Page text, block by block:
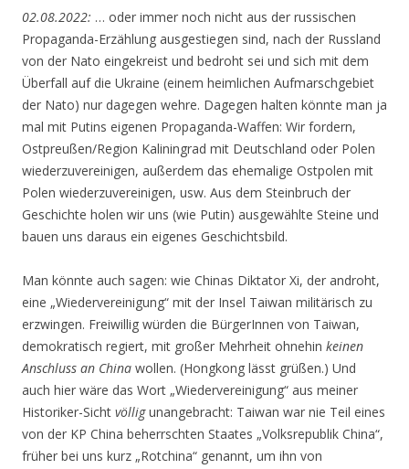
02.08.2022: … oder immer noch nicht aus der russischen
Propaganda-Erzählung ausgestiegen sind, nach der Russland
von der Nato eingekreist und bedroht sei und sich mit dem
Überfall auf die Ukraine (einem heimlichen Aufmarschgebiet
der Nato) nur dagegen wehre. Dagegen halten könnte man ja
mal mit Putins eigenen Propaganda-Waffen: Wir fordern,
Ostpreußen/Region Kaliningrad mit Deutschland oder Polen
wiederzuvereinigen, außerdem das ehemalige Ostpolen mit
Polen wiederzuvereinigen, usw. Aus dem Steinbruch der
Geschichte holen wir uns (wie Putin) ausgewählte Steine und
bauen uns daraus ein eigenes Geschichtsbild.
Man könnte auch sagen: wie Chinas Diktator Xi, der androht,
eine „Wiedervereinigung“ mit der Insel Taiwan militärisch zu
erzwingen. Freiwillig würden die BürgerInnen von Taiwan,
demokratisch regiert, mit großer Mehrheit ohnehin keinen
Anschluss an China wollen. (Hongkong lässt grüßen.) Und
auch hier wäre das Wort „Wiedervereinigung“ aus meiner
Historiker-Sicht völligunangebracht: Taiwan war nie Teil eines
von der KP China beherrschten Staates „Volksrepublik China“,
früher bei uns kurz „Rotchina“ genannt, um ihn von